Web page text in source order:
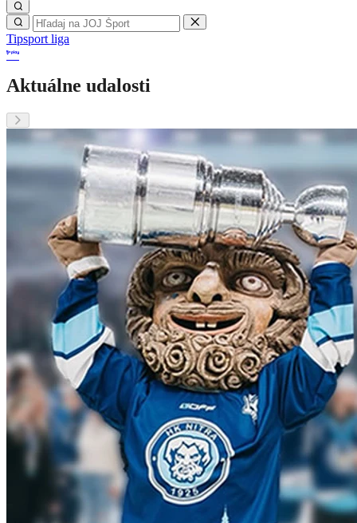
Tipsport liga
Aktuálne udalosti